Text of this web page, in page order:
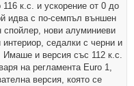
к.с. и ускорение от 0 до
идва с по-семпъл външен
спойлер, нови алуминиеви
седалки с черни и
Имаше и версия със 112 к.с.
на регламента Euro 1,
версия, която се